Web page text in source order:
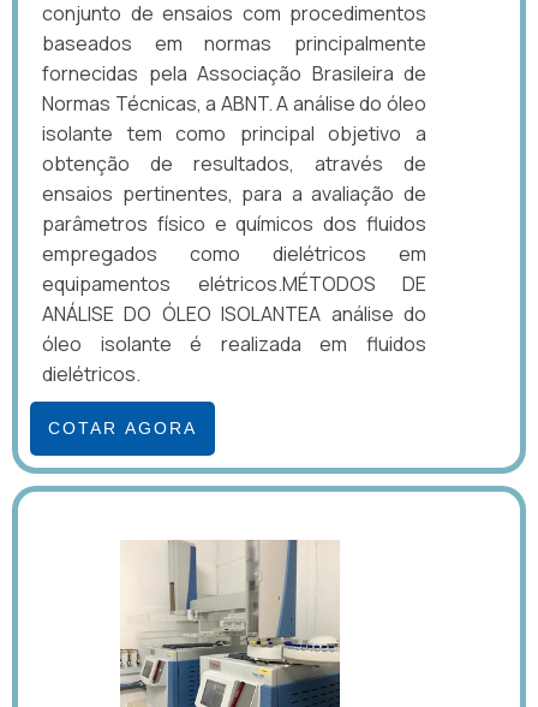
conjunto de ensaios com procedimentos
baseados em normas principalmente
fornecidas pela Associação Brasileira de
Normas Técnicas, a ABNT. A análise do óleo
isolante tem como principal objetivo a
obtenção de resultados, através de
ensaios pertinentes, para a avaliação de
parâmetros físico e químicos dos fluidos
empregados como dielétricos em
equipamentos elétricos.MÉTODOS DE
ANÁLISE DO ÓLEO ISOLANTEA análise do
óleo isolante é realizada em fluidos
dielétricos.
COTAR AGORA